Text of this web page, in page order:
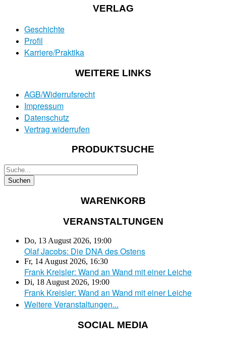
VERLAG
Geschichte
Profil
Karriere/Praktika
WEITERE LINKS
AGB/Widerrufsrecht
Impressum
Datenschutz
Vertrag widerrufen
PRODUKTSUCHE
WARENKORB
VERANSTALTUNGEN
Do, 13 August 2026, 19:00
Olaf Jacobs: Die DNA des Ostens
Fr, 14 August 2026, 16:30
Frank Kreisler: Wand an Wand mit einer Leiche
Di, 18 August 2026, 19:00
Frank Kreisler: Wand an Wand mit einer Leiche
Weitere Veranstaltungen...
SOCIAL MEDIA